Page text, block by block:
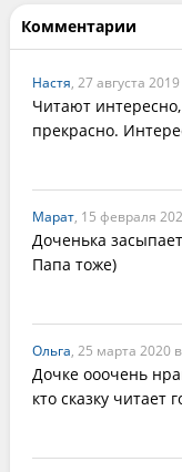
Комментарии
Настя, 27 августа
Читают
прекрасно.
Марат, 15 февраля
Доченька
Папа тоже)
Ольга, 25 марта 2020
Дочке ооочень
кто сказку читает